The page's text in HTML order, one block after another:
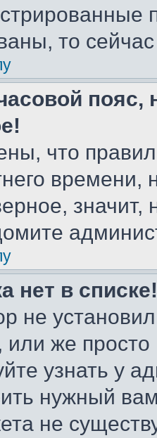
то
пояс,
что
значит,
нет в списке!
не
же
узнать у
нужный
не